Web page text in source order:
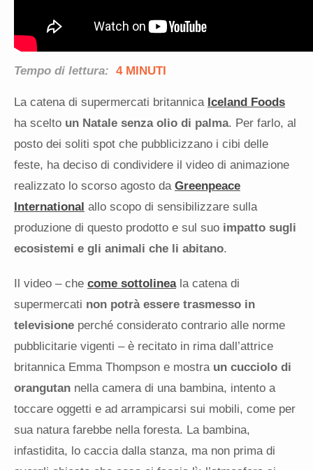
Tempo di lettura: 4 MINUTI
La catena di supermercati britannica Iceland Foods
ha scelto un Natale senza olio di palma. Per farlo, al
posto dei soliti spot che pubblicizzano i cibi delle
feste, ha deciso di condividere il video di animazione
realizzato lo scorso agosto da Greenpeace
International allo scopo di sensibilizzare sulla
produzione di questo prodotto e sul suo impatto sugli
ecosistemi e gli animali che li abitano.
Il video – che come sottolineala catena di
supermercati non potrà essere trasmesso in
televisione perché considerato contrario alle norme
pubblicitarie vigenti – è recitato in rima dall’attrice
britannica Emma Thompson e mostra un cucciolo di
orangutan nella camera di una bambina, intento a
toccare oggetti e ad arrampicarsi sui mobili, come per
sua natura farebbe nella foresta. La bambina,
infastidita, lo caccia dalla stanza, ma non prima di